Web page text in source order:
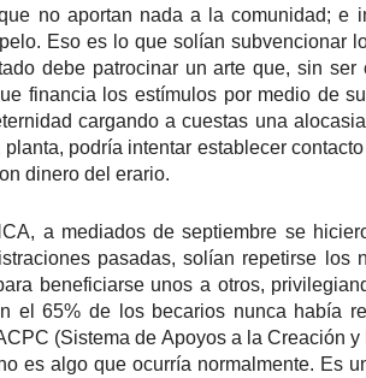
no aportan nada a la comunidad; e
Eso es lo que solían subvencionar
debe patrocinar un arte que, sin ser
financia los estímulos por medio de
cargando a cuestas una
podría intentar establecer
dinero del erario.
a mediados de septiembre se
pasadas, solían repetirse los
beneficiarse unos a otros,
el 65% de los becarios nunca había
(Sistema de Apoyos a la Creación
es algo que ocurría normalmente. Es
al Estado mexicano para urgir:
de un Plan de Emergencia Alimentaria hacia
del Comité Internacional de la Cruz Roja.
sigue siendo una invitación a
escucharnos»
el Teatro de Lavardén como parte del ciclo
comienzo a las 19 y, a su término, se
en la obra y figura de Kahlo. Las
cupo limitado.
En diciembre de 2024, Laura Azcurra llegó al
Lavardén convertida en Frida Kahlo.